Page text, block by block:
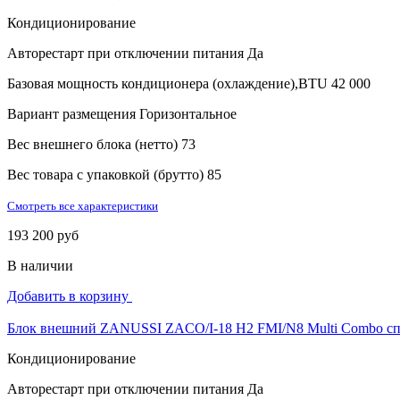
Кондиционирование
Авторестарт при отключении питания Да
Базовая мощность кондиционера (охлаждение),BTU 42 000
Вариант размещения Горизонтальное
Вес внешнего блока (нетто) 73
Вес товара с упаковкой (брутто) 85
Смотреть все характеристики
193 200 руб
В наличии
Добавить в корзину
Блок внешний ZANUSSI ZACO/I-18 H2 FMI/N8 Multi Combo
Кондиционирование
Авторестарт при отключении питания Да